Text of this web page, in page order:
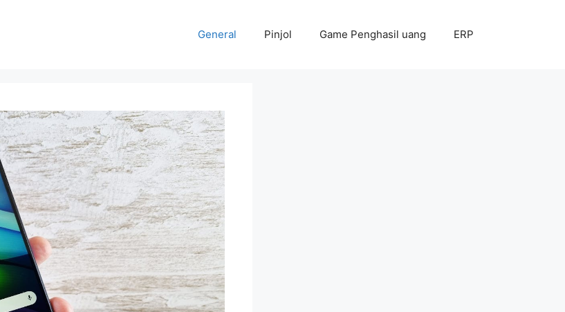
General Pinjol Game Penghasil uang ERP